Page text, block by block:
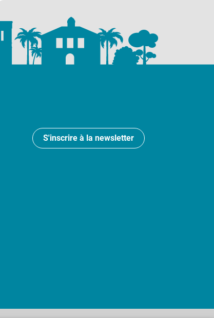
S'inscrire à la newsletter